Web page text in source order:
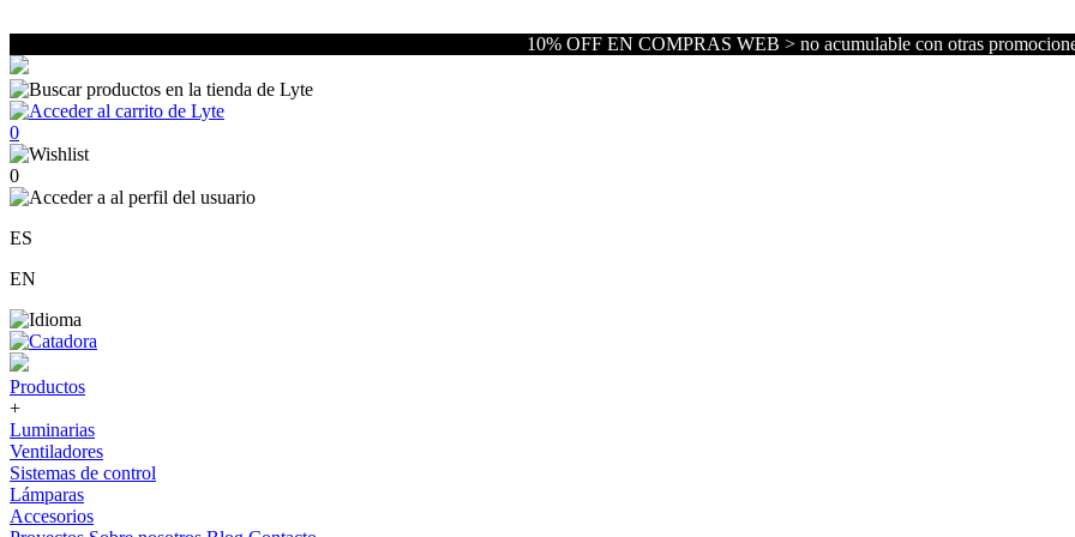
10% OFF EN COMPRAS WEB > no acumulable con otras
0
0
ES
EN
Productos
+
Luminarias
Ventiladores
Sistemas de control
Lámparas
Accesorios